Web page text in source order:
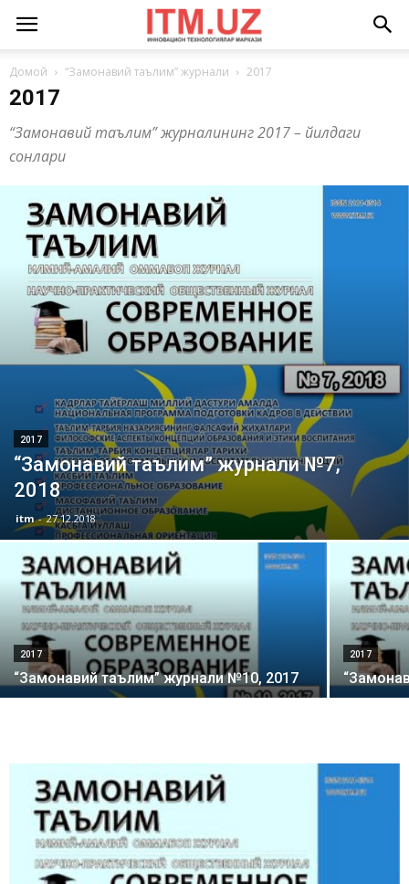
Домой “Замонавий таълим” журнали 2017
2017
“Замонавий таълим” журналининг 2017 – йилдаги
сонлари
2017
“Замонавий таълим” журнали №7,
2018
itm - 27.12.2018
2017
“Замонавий таълим” журнали №10, 2017
2017